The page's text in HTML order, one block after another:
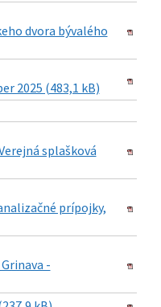
dvora bývalého
2025 (483,1 kB)
splašková
prípojky,
-